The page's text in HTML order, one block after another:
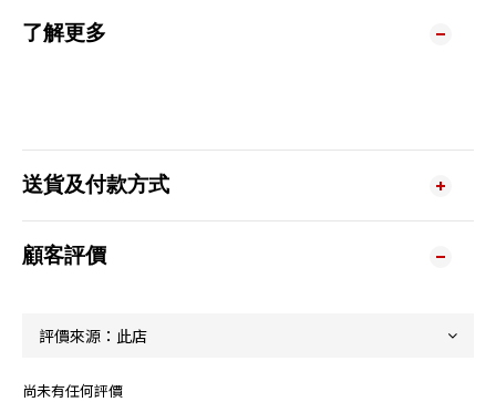
了解更多
送貨及付款方式
顧客評價
尚未有任何評價